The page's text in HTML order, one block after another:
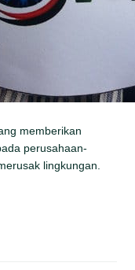
memberikan
perusahaan-
lingkungan.